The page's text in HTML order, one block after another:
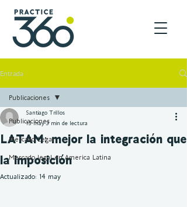
Entrada
Publicaciones
Mercado Legal
Mercado legal en America Latina
Publicaciones
LATAM: mejor la integración que
la imposición
Santiago Trillos
13 may3 min de lectura
Actualizado: 14 may